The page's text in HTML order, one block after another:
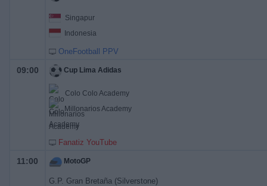
Singapur
Indonesia
OneFootball PPV
09:00 Cup Lima Adidas
Colo Colo Academy
Millonarios Academy
Fanatiz YouTube
11:00 MotoGP
G.P. Gran Bretaña (Silverstone)